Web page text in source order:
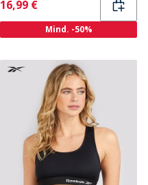
Current
16,99 €
Mind. -50%